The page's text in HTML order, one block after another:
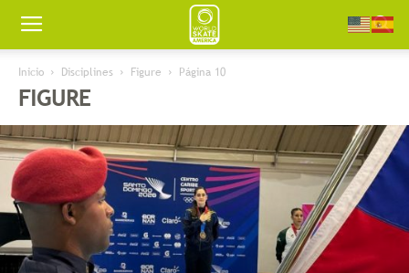
Worldskate
America
Inicio Disciplines Figure Página 10
FIGURE